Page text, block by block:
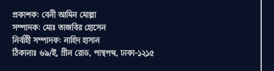
প্রকাশক: বেনী আমিন মোল্লা
সম্পাদক: মোঃ তাজবির হোসেন
নির্বাহী সম্পাদক: নাহিদ হাসান
ঠিকানাঃ ৬৯/ই, গ্রীন রোড, পান্থপথ, ঢাকা-১২১৫